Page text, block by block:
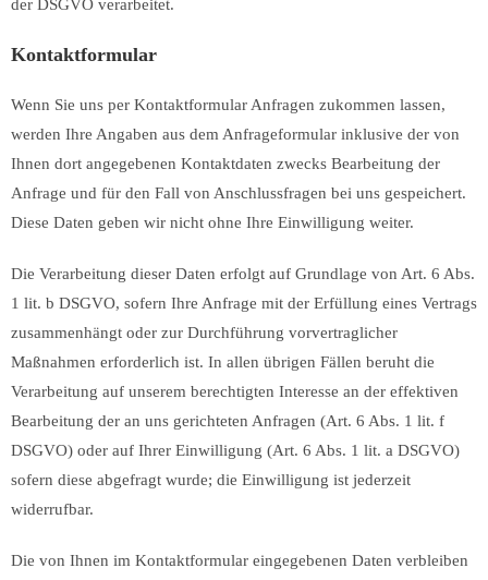
der DSGVO verarbeitet.
Kontaktformular
Wenn Sie uns per Kontaktformular Anfragen zukommen lassen,
werden Ihre Angaben aus dem Anfrageformular inklusive der von
Ihnen dort angegebenen Kontaktdaten zwecks Bearbeitung der
Anfrage und für den Fall von Anschlussfragen bei uns gespeichert.
Diese Daten geben wir nicht ohne Ihre Einwilligung weiter.
Die Verarbeitung dieser Daten erfolgt auf Grundlage von Art. 6 Abs.
1 lit. b DSGVO, sofern Ihre Anfrage mit der Erfüllung eines Vertrags
zusammenhängt oder zur Durchführung vorvertraglicher
Maßnahmen erforderlich ist. In allen übrigen Fällen beruht die
Verarbeitung auf unserem berechtigten Interesse an der effektiven
Bearbeitung der an uns gerichteten Anfragen (Art. 6 Abs. 1 lit. f
DSGVO) oder auf Ihrer Einwilligung (Art. 6 Abs. 1 lit. a DSGVO)
sofern diese abgefragt wurde; die Einwilligung ist jederzeit
widerrufbar.
Die von Ihnen im Kontaktformular eingegebenen Daten verbleiben